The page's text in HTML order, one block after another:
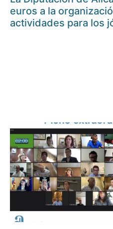
euros a la
actividades para los